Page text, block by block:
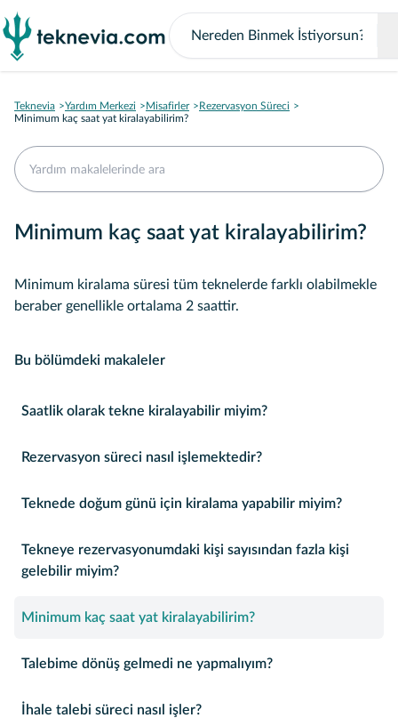
Teknevia Yardım Merkezi Misafirler
Rezervasyon Süreci
Minimum kaç saat yat kiralayabilirim?
Minimum kaç saat yat kiralayabilirim?
Minimum kiralama süresi tüm teknelerde farklı olabilmekle
beraber genellikle ortalama 2 saattir.
Bu bölümdeki makaleler
Saatlik olarak tekne kiralayabilir miyim?
Rezervasyon süreci nasıl işlemektedir?
Teknede doğum günü için kiralama yapabilir miyim?
Tekneye rezervasyonumdaki kişi sayısından fazla kişi
gelebilir miyim?
Minimum kaç saat yat kiralayabilirim?
Talebime dönüş gelmedi ne yapmalıyım?
İhale talebi süreci nasıl işler?